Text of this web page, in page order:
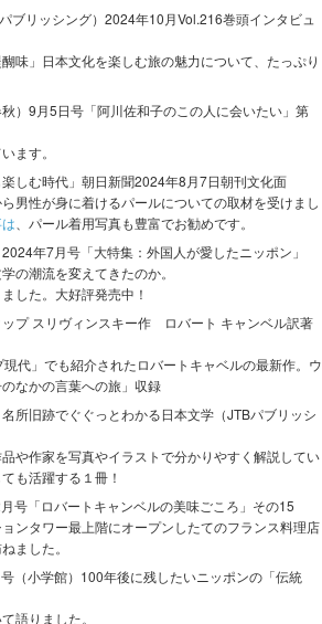
ブリッシング）2024年10月Vol.216巻頭インタビュ
醐味」日本文化を楽しむ旅の魅力について、たっぷり
秋）9月5日号「阿川佐和子のこの人に会いたい」第
ます。
しむ時代」朝日新聞2024年8月7日朝刊文化面
男性が身に着けるパールについての取材を受けまし
、パール着用写真も豊富でお勧めです。
年7月号「大特集：外国人が愛したニッポン」
の潮流を変えてきたのか。
した。大好評発売中！
ップ スリヴィンスキー作 ロバート キャンベル訳著
代」でも紹介されたロバートキャベルの最新作。ウ
なかの言葉への旅」収録
名所旧跡でぐぐっとわかる日本文学（JTBパブリッシ
や作家を写真やイラストで分かりやすく解説してい
も活躍する１冊！
号「ロバートキャンベルの美味ごころ」その15
ンタワー最上階にオープンしたてのフランス料理店
ました。
（小学館）100年後に残したいニッポンの「伝統
語りました。